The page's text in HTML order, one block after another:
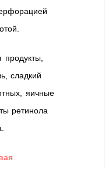
сладкий
яичные
ретинола